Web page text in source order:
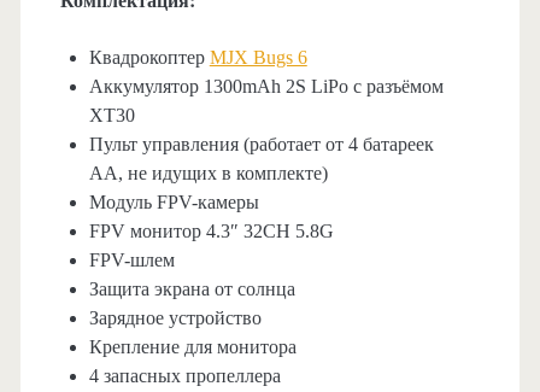
Квадрокоптер MJX Bugs 6
Аккумулятор 1300mAh 2S LiPo с разъёмом
XT30
Пульт управления (работает от 4 батареек
AA, не идущих в комплекте)
Модуль FPV-камеры
FPV монитор 4.3″ 32CH 5.8G
FPV-шлем
Защита экрана от солнца
Зарядное устройство
Крепление для монитора
4 запасных пропеллера